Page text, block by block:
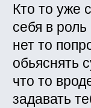
Кто то уже
себя в
нет то
обьяснять
что то
задавать